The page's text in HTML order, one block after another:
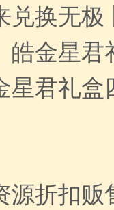
兑换无
皓金星
星君礼
源折扣贩